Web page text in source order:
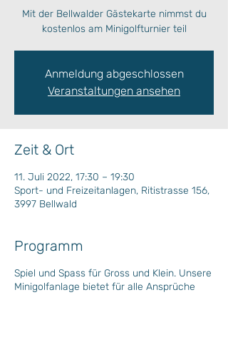
Mit der Bellwalder Gästekarte nimmst du
kostenlos am Minigolfturnier teil
Anmeldung abgeschlossen
Veranstaltungen ansehen
Zeit & Ort
11. Juli 2022, 17:30 – 19:30
Sport- und Freizeitanlagen, Ritistrasse 156,
3997 Bellwald
Programm
Spiel und Spass für Gross und Klein. Unsere
Minigolfanlage bietet für alle Ansprüche